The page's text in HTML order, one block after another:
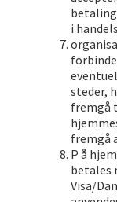
i
steder,
fremgå
fremgå
P å
betales
Visa/